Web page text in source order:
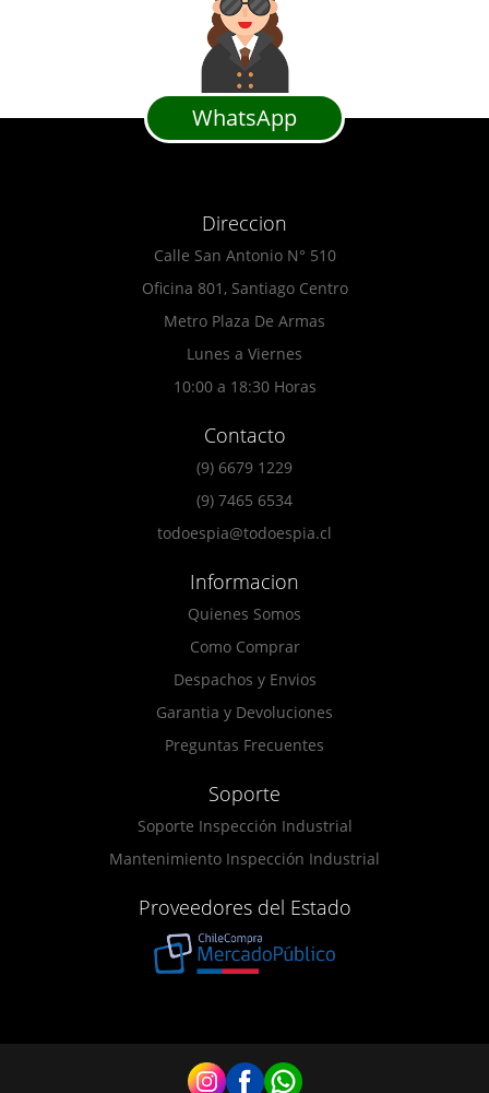
WhatsApp
Direccion
Calle San Antonio N° 510
Oficina 801, Santiago Centro
Metro Plaza De Armas
Lunes a Viernes
10:00 a 18:30 Horas
Contacto
(9) 6679 1229
(9) 7465 6534
todoespia@todoespia.cl
Informacion
Quienes Somos
Como Comprar
Despachos y Envios
Garantia y Devoluciones
Preguntas Frecuentes
Soporte
Soporte Inspección Industrial
Mantenimiento Inspección Industrial
Proveedores del Estado